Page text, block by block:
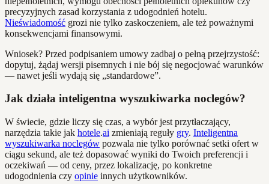
precyzyjnych zasad korzystania z udogodnień hotelu.
Nieświadomość grozi nie tylko zaskoczeniem, ale też poważnymi
konsekwencjami finansowymi.
Wniosek? Przed podpisaniem umowy zadbaj o pełną przejrzystość:
dopytuj, żądaj wersji pisemnych i nie bój się negocjować warunków
— nawet jeśli wydają się „standardowe”.
Jak działa inteligentna wyszukiwarka noclegów?
W świecie, gdzie liczy się czas, a wybór jest przytłaczający,
narzędzia takie jak hotele.ai zmieniają reguły gry. Inteligentna
wyszukiwarka noclegów pozwala nie tylko porównać setki ofert w
ciągu sekund, ale też dopasować wyniki do Twoich preferencji i
oczekiwań — od ceny, przez lokalizację, po konkretne
udogodnienia czy opinie innych użytkowników.